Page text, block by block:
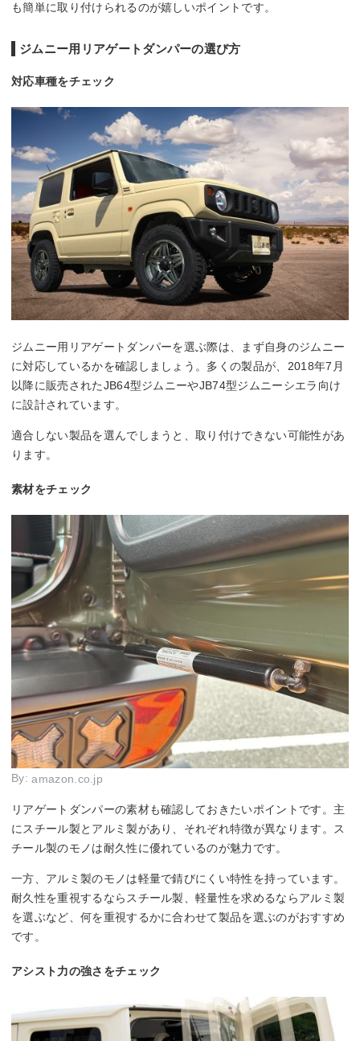
も簡単に取り付けられるのが嬉しいポイントです。
ジムニー用リアゲートダンパーの選び方
対応車種をチェック
ジムニー用リアゲートダンパーを選ぶ際は、まず自身のジムニー
に対応しているかを確認しましょう。多くの製品が、2018年7月
以降に販売されたJB64型ジムニーやJB74型ジムニーシエラ向け
に設計されています。
適合しない製品を選んでしまうと、取り付けできない可能性があ
ります。
素材をチェック
By:amazon.co.jp
リアゲートダンパーの素材も確認しておきたいポイントです。主
にスチール製とアルミ製があり、それぞれ特徴が異なります。ス
チール製のモノは耐久性に優れているのが魅力です。
一方、アルミ製のモノは軽量で錆びにくい特性を持っています。
耐久性を重視するならスチール製、軽量性を求めるならアルミ製
を選ぶなど、何を重視するかに合わせて製品を選ぶのがおすすめ
です。
アシスト力の強さをチェック